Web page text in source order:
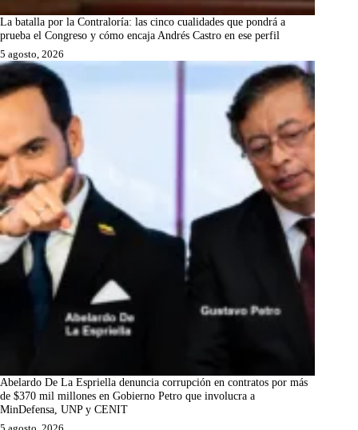
La batalla por la Contraloría: las cinco cualidades que pondrá a
prueba el Congreso y cómo encaja Andrés Castro en ese perfil
5 agosto, 2026
Abelardo De La Espriella denuncia corrupción en contratos por más
de $370 mil millones en Gobierno Petro que involucra a
MinDefensa, UNP y CENIT